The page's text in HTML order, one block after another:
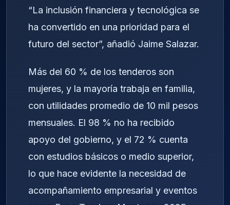
“La inclusión financiera y tecnológica se
ha convertido en una prioridad para el
futuro del sector”, añadió Jaime Salazar.
Más del 60 % de los tenderos son
mujeres, y la mayoría trabaja en familia,
con utilidades promedio de 10 mil pesos
mensuales. El 98 % no ha recibido
apoyo del gobierno, y el 72 % cuenta
con estudios básicos o medio superior,
lo que hace evidente la necesidad de
acompañamiento empresarial y eventos